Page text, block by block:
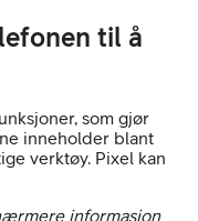
til å
som gjør
inneholder blant
verktøy. Pixel kan
informasjon